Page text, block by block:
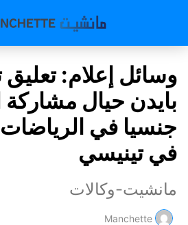
وسائل إعلام:
بايدن حيال مشاركة
جنسيا في الرياضات
في تينيسي
مانشيت-وكالات
Manchette